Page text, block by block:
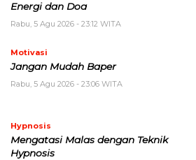
Energi dan Doa
Rabu, 5 Agu 2026 - 23:12 WITA
Motivasi
Jangan Mudah Baper
Rabu, 5 Agu 2026 - 23:06 WITA
Hypnosis
Mengatasi Malas dengan Teknik
Hypnosis